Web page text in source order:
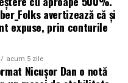
pot fi afectate
legătură directă cu
vânzarea de bilete.
contextul
avertizează că și
expuse, prin conturile
acum 5 zile
Nicușor Dan o notă